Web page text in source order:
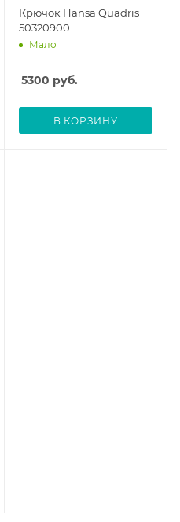
Крючок Hansa Quadris
50320900
Мало
5300 руб.
В КОРЗИНУ